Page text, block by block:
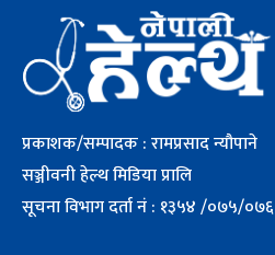
प्रकाशक/सम्पादक : रामप्रसाद न्यौपाने
सञ्जीवनी हेल्थ मिडिया प्रालि
सूचना विभाग दर्ता नं : १३५४ /०७५/०७६